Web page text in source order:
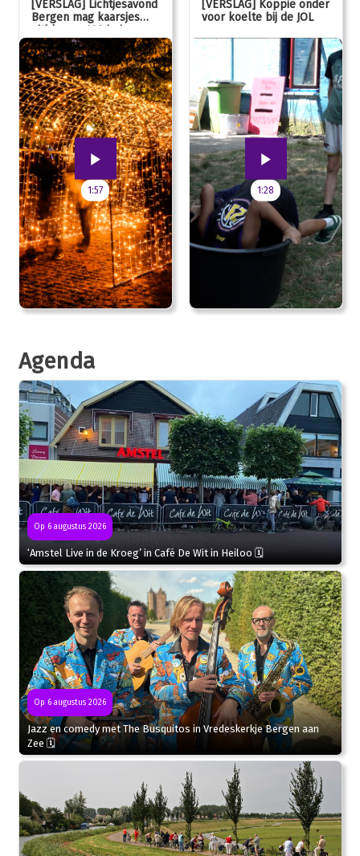
[VERSLAG] Lichtjesavond
Bergen mag kaarsjes
uitblazen: 100 jarig
jubileum!
1:57
[VERSLAG] Koppie onder
voor koelte bij de JOL
1:28
Agenda
Op 6 augustus 2026
‘Amstel Live in de Kroeg’ in Café De Wit in Heiloo 🗓
Op 6 augustus 2026
Jazz en comedy met The Busquitos in Vredeskerkje Bergen aan
Zee 🗓